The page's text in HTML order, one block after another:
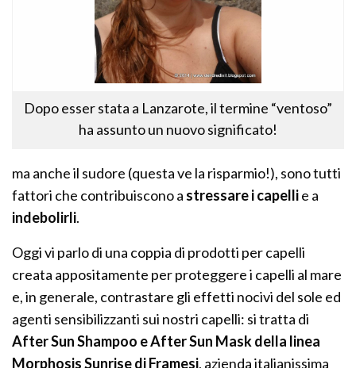
Dopo esser stata a Lanzarote, il termine “ventoso”
ha assunto un nuovo significato!
ma anche il sudore (questa ve la risparmio!), sono tutti
fattori che contribuiscono a stressare i capellie a
indebolirli.
Oggi vi parlo di una coppia di prodotti per capelli
creata appositamente per proteggere i capelli al mare
e, in generale, contrastare gli effetti nocivi del sole ed
agenti sensibilizzanti sui nostri capelli: si tratta di
After Sun Shampoo e After Sun Mask della linea
Morphosis Sunrise di Framesi, azienda italianissima